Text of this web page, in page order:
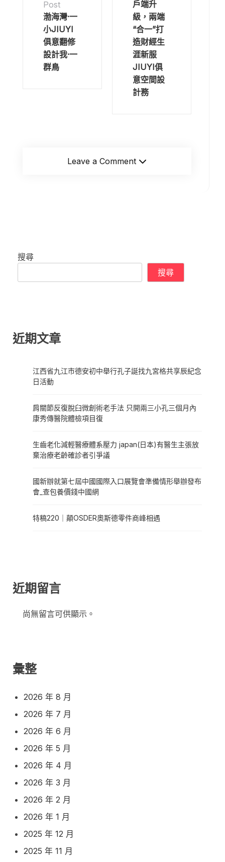
Post
渤海灣·一
小JIUYI
俱意翻修
設計我·一
群鳥
戶端升
級，兩端
“合一”打
造財經生
涯新服
JIUYI俱
意空間設
計務
Leave a Comment
搜尋
搜尋
近期文章
江西省九江市德安初中舉行孔子誕找九宮格共享辰紀念
日活動
肩關節反復脫臼微創術老手法 只開兩三小孔三個月內
康秀傳醫院體檢項目復
生齒老化減輕醫療體系壓力 japan(日本)有醫生主張放
棄治療老齡確診者引爭議
國新辦就第七屆中國國際入口展覽會準備情形舉辦發布
會_查包養價錢中國網
特稿220｜顛OSDER奧斯德零件商峰相遇
近期留言
尚無留言可供顯示。
彙整
2026 年 8 月
2026 年 7 月
2026 年 6 月
2026 年 5 月
2026 年 4 月
2026 年 3 月
2026 年 2 月
2026 年 1 月
2025 年 12 月
2025 年 11 月